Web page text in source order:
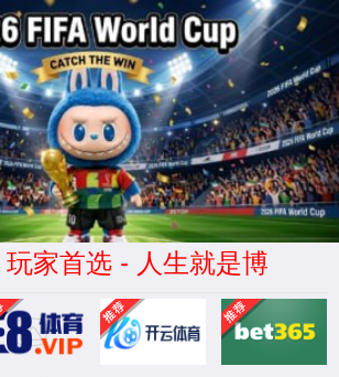
(中国区)有限公司
场案例 新闻中心 联系我